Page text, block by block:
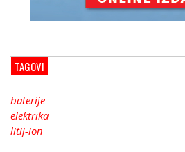
TAGOVI
baterije
elektrika
litij-ion